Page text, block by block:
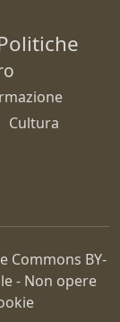
Cultura
Commons BY-
- Non opere